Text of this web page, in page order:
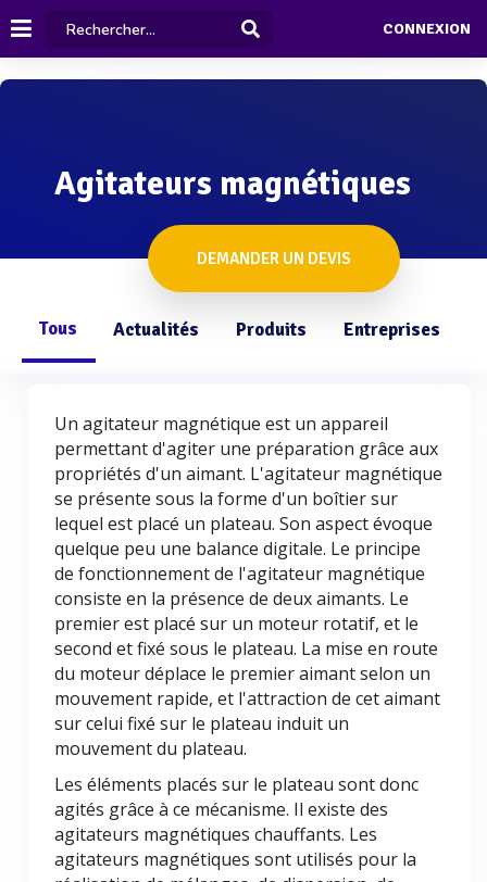
CONNEXION
Agitateurs magnétiques
DEMANDER UN DEVIS
Tous Actualités Produits Entreprises
Un agitateur magnétique est un appareil
permettant d'agiter une préparation grâce aux
propriétés d'un aimant. L'agitateur magnétique
se présente sous la forme d'un boîtier sur
lequel est placé un plateau. Son aspect évoque
quelque peu une balance digitale. Le principe
de fonctionnement de l'agitateur magnétique
consiste en la présence de deux aimants. Le
premier est placé sur un moteur rotatif, et le
second et fixé sous le plateau. La mise en route
du moteur déplace le premier aimant selon un
mouvement rapide, et l'attraction de cet aimant
sur celui fixé sur le plateau induit un
mouvement du plateau.
Les éléments placés sur le plateau sont donc
agités grâce à ce mécanisme. Il existe des
agitateurs magnétiques chauffants. Les
agitateurs magnétiques sont utilisés pour la